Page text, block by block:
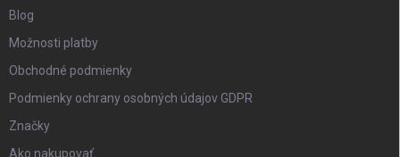
Blog
Možnosti platby
Obchodné podmienky
Podmienky ochrany osobných údajov GDPR
Značky
Ako nakupovať